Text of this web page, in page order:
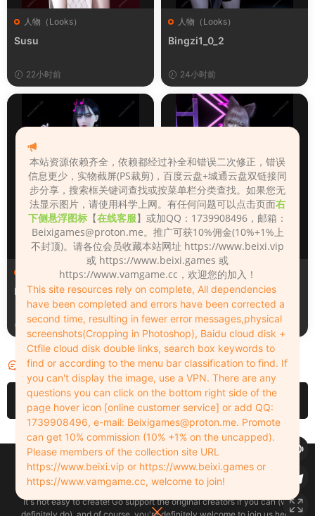
人物（Looks）
Susu
22小时前
人物（Looks）
Bingzi1_0_2
24小时前
人物（Looks）
Monica_2_2_2
1天前
人物（Looks）
Lizhen2025
2天前
评论 0
请先登录
Copyleft © 2022-2026 beixi.vip - All Rights Freedom！
创作不易！有能力的同学可以去支持一下原创作者（我们绝对支持），当然
了，您加入这里我们也绝对欢迎！
It's not easy to create! Go support the original creators if you can (we
本站资源依赖齐全，依赖都经过补全和错误二次修正，错误
信息更少，实物截屏(PS裁剪)，百度云盘+城通云盘双链接同
步分享，搜索框关键词查找或按菜单栏分类查找。如果您无
法显示图片，请使用科学上网。有任何问题可以点击页面右
下侧悬浮图标 【在线客服】或加QQ：1739908496，邮箱：
Beixigames@proton.me。推广可获10%佣金(10%+1%上
不封顶)。请各位会员收藏本站网址 https://www.beixi.vip
或 https://www.beixi.games 或
https://www.vamgame.cc，欢迎您的加入！
This site resources rely on complete, All dependencies
have been completed and errors have been corrected a
second time, resulting in fewer error messages,physical
screenshots(Cropping in Photoshop), Baidu cloud disk +
Ctfile cloud disk double links, search box keywords to
find or according to the menu bar classification to find. If
you can't display the image, use a VPN. There are any
questions you can click on the bottom right side of the
page hover icon [online customer service] or add QQ:
1739908496, e-mail: Beixigames@proton.me. Promote
can get 10% commission (10% +1% on the uncapped).
Please members of the collection site URL
https://www.beixi.vip or https://www.beixi.games or
https://www.vamgame.cc, welcome to join!